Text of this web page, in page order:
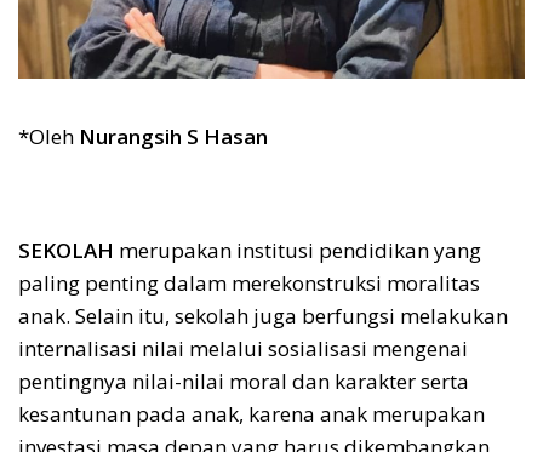
*Oleh Nurangsih S Hasan
SEKOLAH merupakan institusi pendidikan yang
paling penting dalam merekonstruksi moralitas
anak. Selain itu, sekolah juga berfungsi melakukan
internalisasi nilai melalui sosialisasi mengenai
pentingnya nilai-nilai moral dan karakter serta
kesantunan pada anak, karena anak merupakan